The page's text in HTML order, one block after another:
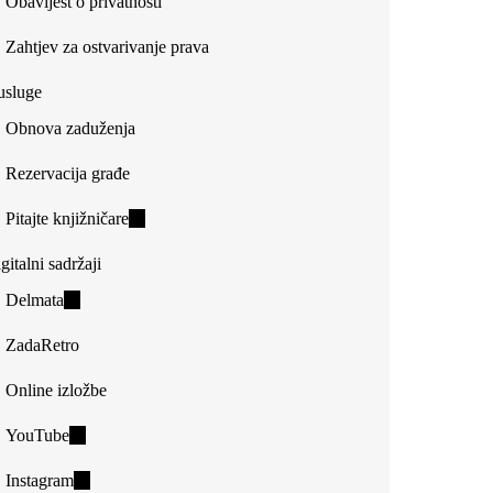
Zahtjev za ostvarivanje prava
Obnova zaduženja
Rezervacija građe
Pitajte knjižničare(link
sadržaji
Delmata
external)
ZadaRetro
Online izložbe
YouTube(link
Instagram(link